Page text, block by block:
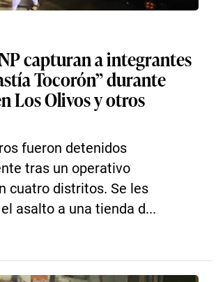
capturan a integrantes
Tocorón” durante
Los Olivos y otros
fueron detenidos
tras un operativo
cuatro distritos. Se les
asalto a una tienda d...